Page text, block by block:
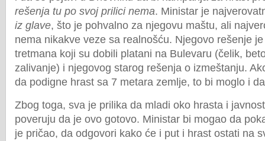
rešenja tu po svoj prilici nema. Ministar je
iz glave, što je pohvalno za njegovu maštu, ali
nema nikakve veze sa realnošću. Njegovo rešenje
tretmana koji su dobili platani na Bulevaru (čelik,
zalivanje) i njegovog starog rešenja o izmeštanju.
da podigne hrast sa 7 metara zemlje, to bi moglo i
Zbog toga, sva je prilika da mladi oko hrasta i
poveruju da je ovo gotovo. Ministar bi mogao da
je pričao, da odgovori kako će i put i hrast ostati na